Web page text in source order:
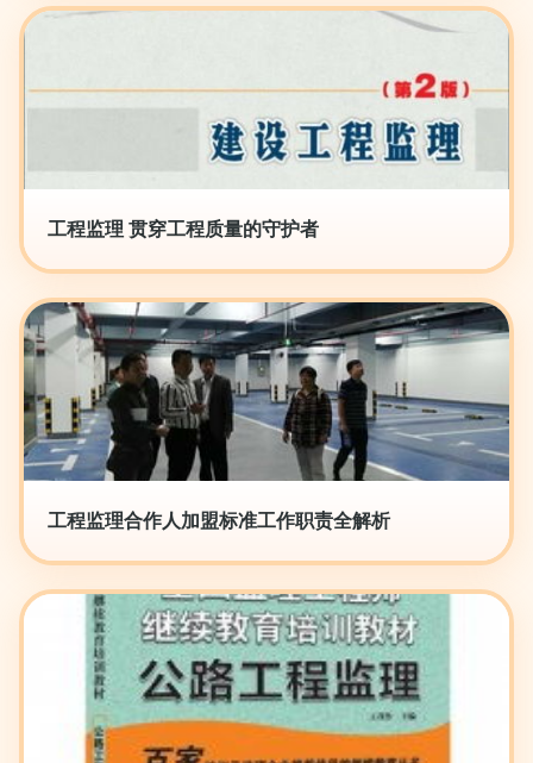
工程监理 贯穿工程质量的守护者
工程监理合作人加盟标准工作职责全解析